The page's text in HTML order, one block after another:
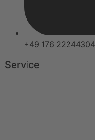
+49 176 22244304
Service